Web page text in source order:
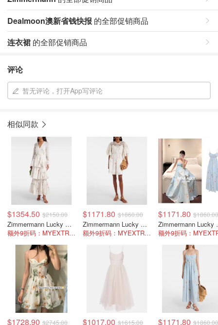
Dealmoon澳新省钱快报 的全部促销商品
连衣裙 的全部促销商品
评论
暂无评论，打开App写评论
相似同款
$1354.50 $2150.00
Zimmermann Lucky 花卉棉质拼接长裙
额外9折码：MYEXTRA10
$1171.80 $1860.00
Zimmermann Lucky 镶蕾丝亚麻迷你连衣裙
额外9折码：MYEXTRA10
$1171.80 $1860.00
$1728.90 $2745.00 $1017.00 $1615.00 $1171.80 $1860.00